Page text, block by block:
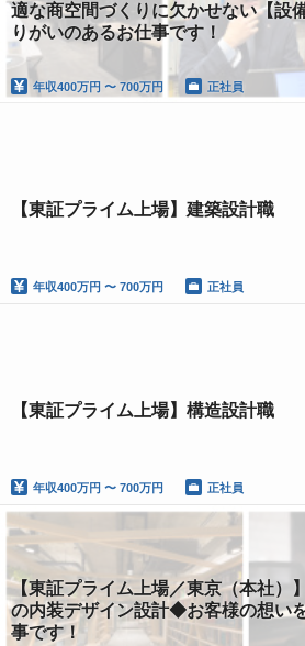
適な商空間づくりに欠かせない【設
りがいのあるお仕事です！
年収400万円 〜 700万円 正社員
【東証プライム上場】建築設計職
年収400万円 〜 700万円 正社員
【東証プライム上場】構造設計職
年収400万円 〜 700万円 正社員
【東証プライム上場／東京（本社）
の内装デザイン設計◆お客様の想い
事です！